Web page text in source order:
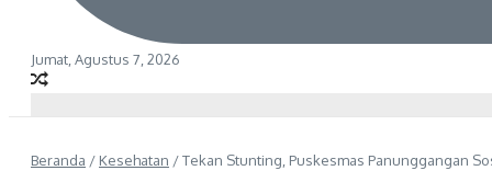
Jumat, Agustus 7, 2026
Beranda / Kesehatan /Tekan Stunting, Puskesmas Panunggangan